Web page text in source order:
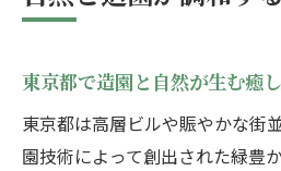
造園好きなら満喫できる
東京で造園好きが感動
造園ファン必見の東京
造園で満喫する東京
東京都で造園と自然が生む癒
東京都は高層ビルや賑やかな街
園技術によって創出された緑豊